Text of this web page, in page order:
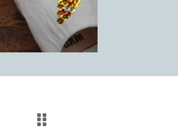
～
セール